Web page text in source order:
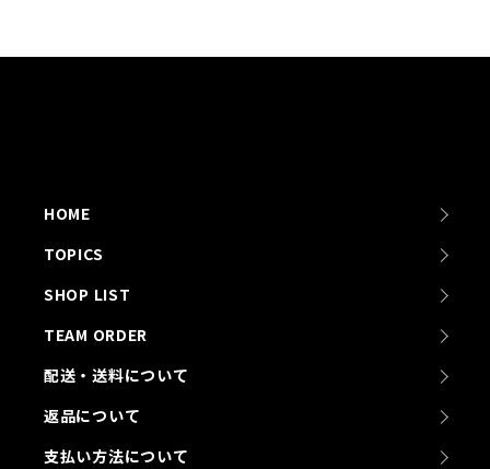
HOME
TOPICS
SHOP LIST
TEAM ORDER
配送・送料について
返品について
支払い方法について